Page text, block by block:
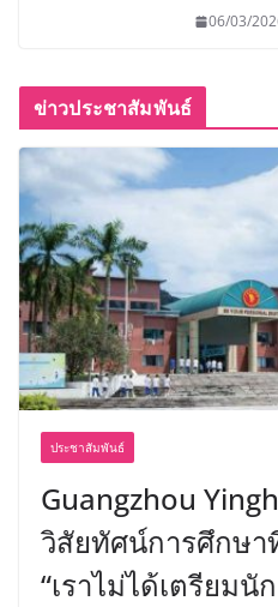
06/03/
ข่าวประชาสัมพันธ์
ประชาสัมพันธ์
Guangzhou
วิสัยทัศน์การศึกษ
“เราไม่ได้เตรียมนั